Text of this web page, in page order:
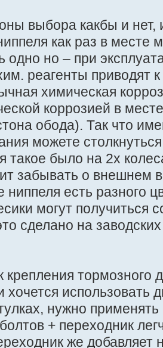
выбора какбы и нет,
как раз в месте
одно но – при
реагенты приводят
химическая
коррозией в
обода). Так что
можете
такое было на 2х
забывать о внешнем
есть разного
могут получиться
сделано на
тормозного
хочется использовать
нужно применять
+ переходник
же добавляет